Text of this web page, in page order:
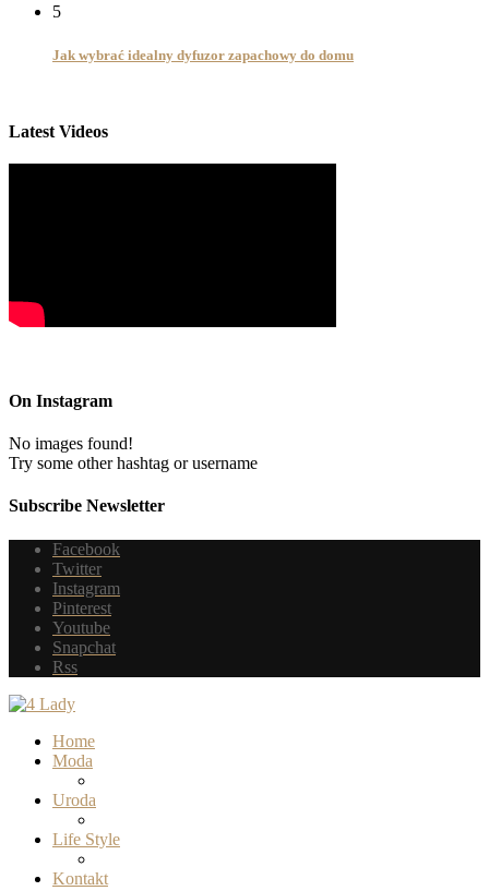
5
Jak wybrać idealny dyfuzor zapachowy do domu
Latest Videos
On Instagram
No images found!
Try some other hashtag or username
Subscribe Newsletter
Facebook
Twitter
Instagram
Pinterest
Youtube
Snapchat
Rss
Home
Moda
Uroda
Life Style
Kontakt